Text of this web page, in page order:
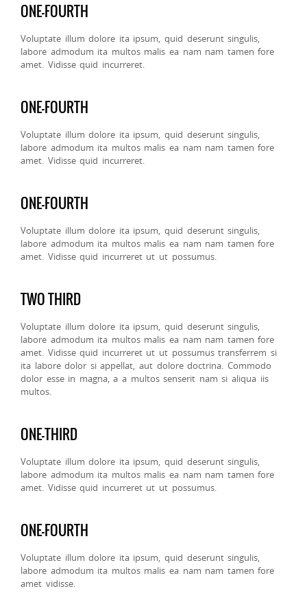
ONE-FOURTH
Voluptate illum dolore ita ipsum, quid deserunt singulis,
labore admodum ita multos malis ea nam nam tamen fore
amet. Vidisse quid incurreret.
ONE-FOURTH
Voluptate illum dolore ita ipsum, quid deserunt singulis,
labore admodum ita multos malis ea nam nam tamen fore
amet. Vidisse quid incurreret.
ONE-FOURTH
Voluptate illum dolore ita ipsum, quid deserunt singulis,
labore admodum ita multos malis ea nam nam tamen fore
amet. Vidisse quid incurreret ut ut possumus.
TWO THIRD
Voluptate illum dolore ita ipsum, quid deserunt singulis,
labore admodum ita multos malis ea nam nam tamen fore
amet. Vidisse quid incurreret ut ut possumus transferrem si
ita labore dolor si appellat, aut dolore doctrina. Commodo
dolor esse in magna, a a multos senserit nam si aliqua iis
multos.
ONE-THIRD
Voluptate illum dolore ita ipsum, quid deserunt singulis,
labore admodum ita multos malis ea nam nam tamen fore
amet. Vidisse quid incurreret ut ut possumus.
ONE-FOURTH
Voluptate illum dolore ita ipsum, quid deserunt singulis,
labore admodum ita multos malis ea nam nam tamen fore
amet vidisse.